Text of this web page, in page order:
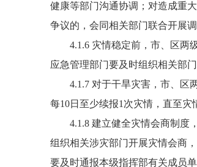
健康等部门沟通协调；对造成重
争议的，会同相关部门联合开展
4.1.6 灾情稳定前，市、区两级
应急管理部门要及时组织相关部
4.1.7 对于干旱灾害，市、区两
每10日至少续报1次灾情，直至灾
4.1.8 建立健全灾情会商制度，
组织相关涉灾部门开展灾情会商
要及时通报本级指挥部有关成员单